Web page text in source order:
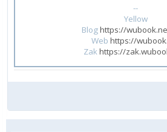
--
Yellow
Bloghttps://
Web https://
Zakhttps://